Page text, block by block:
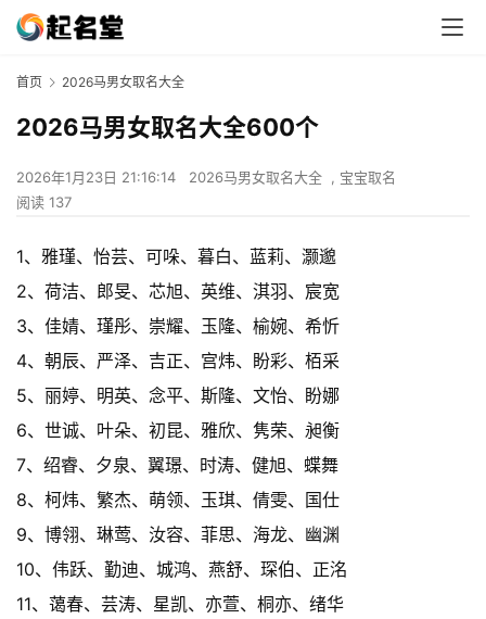
首页 2026马男女取名大全
2026马男女取名大全600个
2026年1月23日 21:16:14 2026马男女取名大全 , 宝宝取名
阅读 137
1、雅瑾、怡芸、可哚、暮白、蓝莉、灏邈
2、荷洁、郎旻、芯旭、英维、淇羽、宸宽
3、佳婧、瑾彤、崇耀、玉隆、榆婉、希忻
4、朝辰、严泽、吉正、宫炜、盼彩、栢采
5、丽婷、明英、念平、斯隆、文怡、盼娜
6、世诚、叶朵、初昆、雅欣、隽荣、昶衡
7、绍睿、夕泉、翼璟、时涛、健旭、蝶舞
8、柯炜、繁杰、萌领、玉琪、倩雯、国仕
9、博翎、琳莺、汝容、菲思、海龙、幽渊
10、伟跃、勤迪、城鸿、燕舒、琛伯、正洺
11、蔼春、芸涛、星凯、亦萱、桐亦、绪华